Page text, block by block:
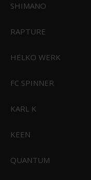
55,00 DKK
SHIMANO
RAPTURE
HELKO WERK
FC SPINNER
KARL K
KEEN
QUANTUM